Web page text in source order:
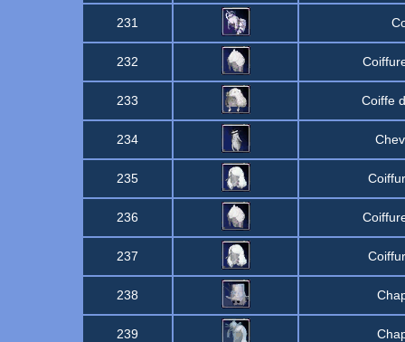
231
232
233 Coiffe
234
235
236
237
238
239